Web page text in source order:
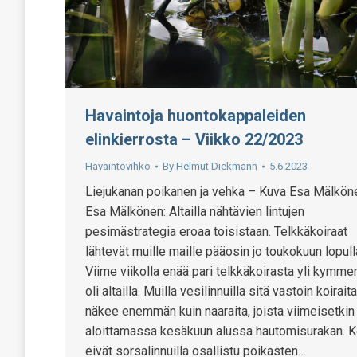
Havaintoja huontokappaleiden
elinkierrosta – Viikko 22/2023
Havaintovihko By Helmut Diekmann 5.6.2023
Liejukanan poikanen ja vehka – Kuva Esa
Esa Mälkönen: Altailla nähtävien lintujen
pesimästrategia eroaa toisistaan. Telkkäkoiraat
lähtevät muille maille pääosin jo toukokuun
Viime viikolla enää pari telkkäkoirasta yli
oli altailla. Muilla vesilinnuilla sitä vastoin koiraita
näkee enemmän kuin naaraita, joista
aloittamassa kesäkuun alussa hautomisurakan.
eivät sorsalinnuilla osallistu poikasten…